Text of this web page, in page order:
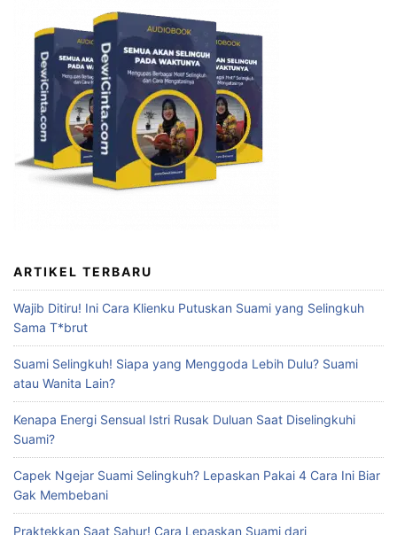
ARTIKEL TERBARU
Wajib Ditiru! Ini Cara Klienku Putuskan Suami yang Selingkuh
Sama T*brut
Suami Selingkuh! Siapa yang Menggoda Lebih Dulu? Suami
atau Wanita Lain?
Kenapa Energi Sensual Istri Rusak Duluan Saat Diselingkuhi
Suami?
Capek Ngejar Suami Selingkuh? Lepaskan Pakai 4 Cara Ini Biar
Gak Membebani
Praktekkan Saat Sahur! Cara Lepaskan Suami dari